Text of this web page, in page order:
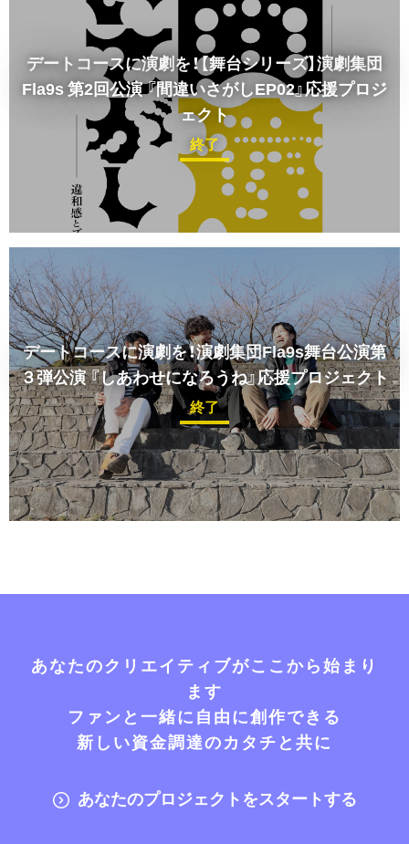
デートコースに演劇を！【舞台シリーズ】演劇集団
Fla9s 第2回公演 『間違いさがしEP02』応援プロジ
ェクト
終了
デートコースに演劇を！演劇集団Fla9s舞台公演第
３弾公演『しあわせになろうね』応援プロジェクト
終了
あなたのクリエイティブがここから始まり
ます
ファンと一緒に自由に創作できる
新しい資金調達のカタチと共に
あなたのプロジェクトをスタートする